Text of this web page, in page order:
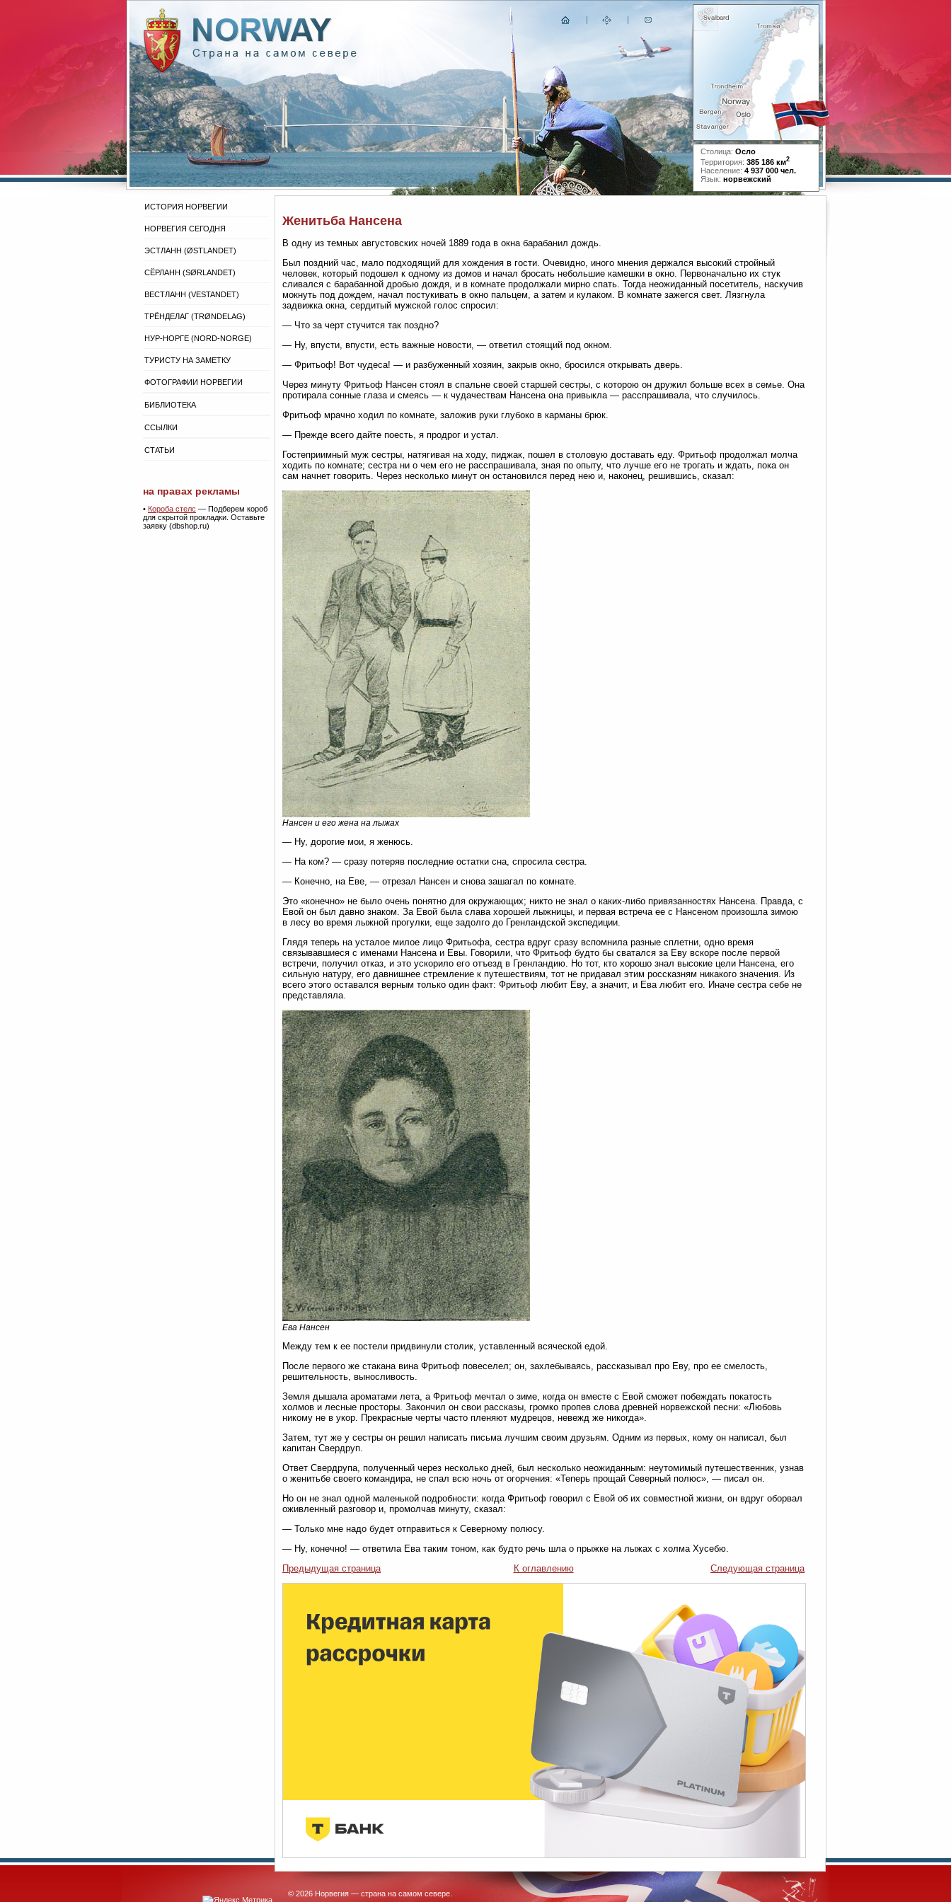
Столица: Осло
Территория: 385 186 км2
Население: 4 937 000 чел.
Язык: норвежский
ИСТОРИЯ НОРВЕГИИ
НОРВЕГИЯ СЕГОДНЯ
ЭСТЛАНН (ØSTLANDET)
СЁРЛАНН (SØRLANDET)
ВЕСТЛАНН (VESTANDET)
ТРЁНДЕЛАГ (TRØNDELAG)
НУР-НОРГЕ (NORD-NORGE)
ТУРИСТУ НА ЗАМЕТКУ
ФОТОГРАФИИ НОРВЕГИИ
БИБЛИОТЕКА
ССЫЛКИ
СТАТЬИ
на правах рекламы
• Короба стелс — Подберем короб
для скрытой прокладки. Оставьте
заявку (dbshop.ru)
Женитьба Нансена
В одну из темных августовских ночей 1889 года в окна барабанил дождь.
Был поздний час, мало подходящий для хождения в гости. Очевидно, иного мнения держался высокий стройный
человек, который подошел к одному из домов и начал бросать небольшие камешки в окно. Первоначально их стук
сливался с барабанной дробью дождя, и в комнате продолжали мирно спать. Тогда неожиданный посетитель, наскучив
мокнуть под дождем, начал постукивать в окно пальцем, а затем и кулаком. В комнате зажегся свет. Лязгнула
задвижка окна, сердитый мужской голос спросил:
— Что за черт стучится так поздно?
— Ну, впусти, впусти, есть важные новости, — ответил стоящий под окном.
— Фритьоф! Вот чудеса! — и разбуженный хозяин, закрыв окно, бросился открывать дверь.
Через минуту Фритьоф Нансен стоял в спальне своей старшей сестры, с которою он дружил больше всех в семье. Она
протирала сонные глаза и смеясь — к чудачествам Нансена она привыкла — расспрашивала, что случилось.
Фритьоф мрачно ходил по комнате, заложив руки глубоко в карманы брюк.
— Прежде всего дайте поесть, я продрог и устал.
Гостеприимный муж сестры, натягивая на ходу, пиджак, пошел в столовую доставать еду. Фритьоф продолжал молча
ходить по комнате; сестра ни о чем его не расспрашивала, зная по опыту, что лучше его не трогать и ждать, пока он
сам начнет говорить. Через несколько минут он остановился перед нею и, наконец, решившись, сказал:
Нансен и его жена на лыжах
— Ну, дорогие мои, я женюсь.
— На ком? — сразу потеряв последние остатки сна, спросила сестра.
— Конечно, на Еве, — отрезал Нансен и снова зашагал по комнате.
Это «конечно» не было очень понятно для окружающих; никто не знал о каких-либо привязанностях Нансена. Правда, с
Евой он был давно знаком. За Евой была слава хорошей лыжницы, и первая встреча ее с Нансеном произошла зимою
в лесу во время лыжной прогулки, еще задолго до Гренландской экспедиции.
Глядя теперь на усталое милое лицо Фритьофа, сестра вдруг сразу вспомнила разные сплетни, одно время
связывавшиеся с именами Нансена и Евы. Говорили, что Фритьоф будто бы сватался за Еву вскоре после первой
встречи, получил отказ, и это ускорило его отъезд в Гренландию. Но тот, кто хорошо знал высокие цели Нансена, его
сильную натуру, его давнишнее стремление к путешествиям, тот не придавал этим россказням никакого значения. Из
всего этого оставался верным только один факт: Фритьоф любит Еву, а значит, и Ева любит его. Иначе сестра себе не
представляла.
Ева Нансен
Между тем к ее постели придвинули столик, уставленный всяческой едой.
После первого же стакана вина Фритьоф повеселел; он, захлебываясь, рассказывал про Еву, про ее смелость,
решительность, выносливость.
Земля дышала ароматами лета, а Фритьоф мечтал о зиме, когда он вместе с Евой сможет побеждать покатость
холмов и лесные просторы. Закончил он свои рассказы, громко пропев слова древней норвежской песни: «Любовь
никому не в укор. Прекрасные черты часто пленяют мудрецов, невежд же никогда».
Затем, тут же у сестры он решил написать письма лучшим своим друзьям. Одним из первых, кому он написал, был
капитан Свердруп.
Ответ Свердрупа, полученный через несколько дней, был несколько неожиданным: неутомимый путешественник, узнав
о женитьбе своего командира, не спал всю ночь от огорчения: «Теперь прощай Северный полюс», — писал он.
Но он не знал одной маленькой подробности: когда Фритьоф говорил с Евой об их совместной жизни, он вдруг оборвал
оживленный разговор и, промолчав минуту, сказал:
— Только мне надо будет отправиться к Северному полюсу.
— Ну, конечно! — ответила Ева таким тоном, как будто речь шла о прыжке на лыжах с холма Хусебю.
Предыдущая страница
К оглавлению Следующая страница
© 2026 Норвегия — страна на самом севере.